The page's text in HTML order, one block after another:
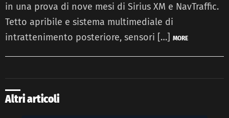
in una prova di nove mesi di Sirius XM e NavTraffic.
Tetto apribile e sistema multimediale di
intrattenimento posteriore, sensori […] MORE
Altri articoli